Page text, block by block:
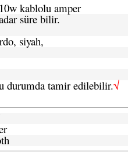
kablolu amper
süre bilir.
siyah,
durumda tamir edilebilir.√